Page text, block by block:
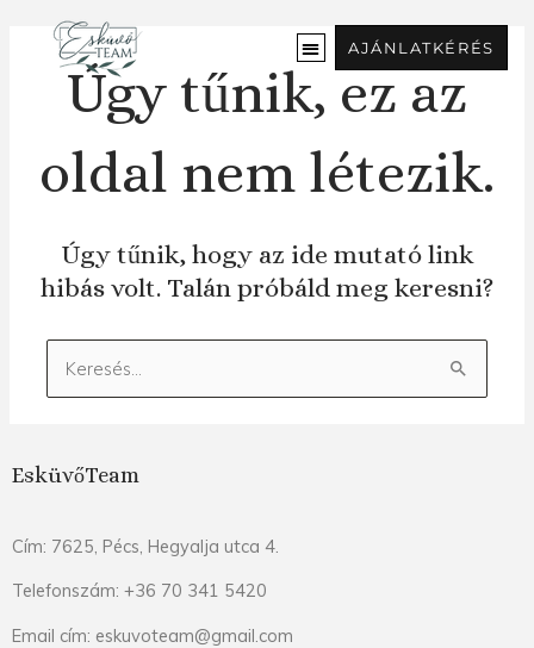
tartalomra
AJÁNLATKÉRÉS
Úgy tűnik, ez az
oldal nem létezik.
Úgy tűnik, hogy az ide mutató link
hibás volt. Talán próbáld meg keresni?
Keresés:
EsküvőTeam
Cím: 7625, Pécs, Hegyalja utca 4.
Telefonszám: +36 70 341 5420
Email cím: eskuvoteam@gmail.com